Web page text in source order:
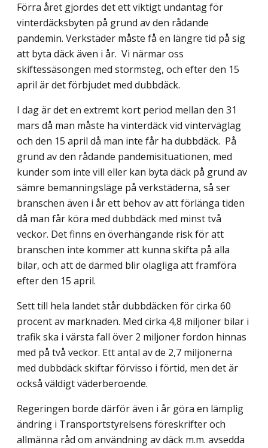
Förra året gjordes det ett viktigt undantag för
vinterdäcksbyten på grund av den rådande
pandemin. Verkstäder måste få en längre tid på sig
att byta däck även i år. Vi närmar oss
skiftessäsongen med stormsteg, och efter den 15
april är det förbjudet med dubbdäck.
I dag är det en extremt kort period mellan den 31
mars då man måste ha vinterdäck vid vinterväglag
och den 15 april då man inte får ha dubbdäck. På
grund av den rådande pandemisituationen, med
kunder som inte vill eller kan byta däck på grund av
sämre bemanningsläge på verkstäderna, så ser
branschen även i år ett behov av att förlänga tiden
då man får köra med dubbdäck med minst två
veckor. Det finns en överhängande risk för att
branschen inte kommer att kunna skifta på alla
bilar, och att de därmed blir olagliga att framföra
efter den 15 april.
Sett till hela landet står dubbdäcken för cirka 60
procent av marknaden. Med cirka 4,8 miljoner bilar i
trafik ska i värsta fall över 2 miljoner fordon hinnas
med på två veckor. Ett antal av de 2,7 miljonerna
med dubbdäck skiftar förvisso i förtid, men det är
också väldigt väderberoende.
Regeringen borde därför även i år göra en lämplig
ändring i Transportstyrelsens föreskrifter och
allmänna råd om användning av däck m.m. avsedda